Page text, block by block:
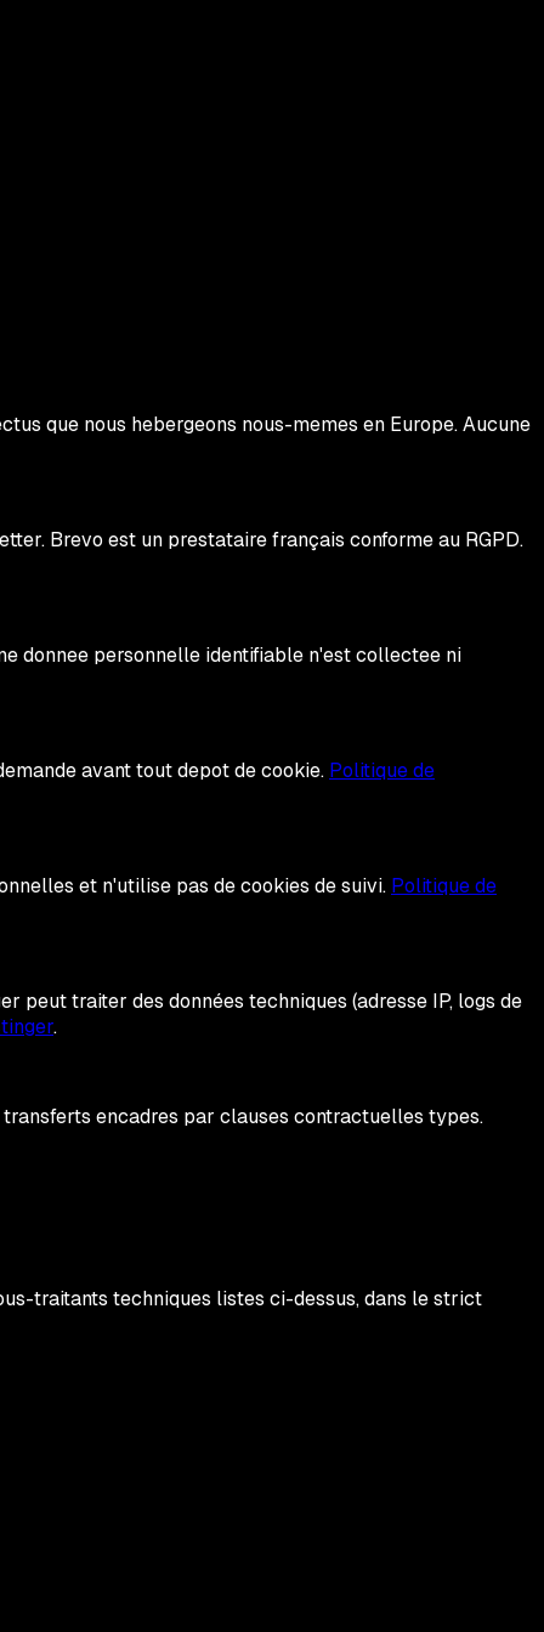
que nous hebergeons nous-memes en Europe. Aucune
Brevo est un prestataire français conforme au RGPD.
donnee personnelle identifiable n'est collectee ni
avant tout depot de cookie. Politique de
et n'utilise pas de cookies de suivi. Politique de
peut traiter des données techniques (adresse IP, logs de
.
transferts encadres par clauses contractuelles types.
traitants techniques listes ci-dessus, dans le strict